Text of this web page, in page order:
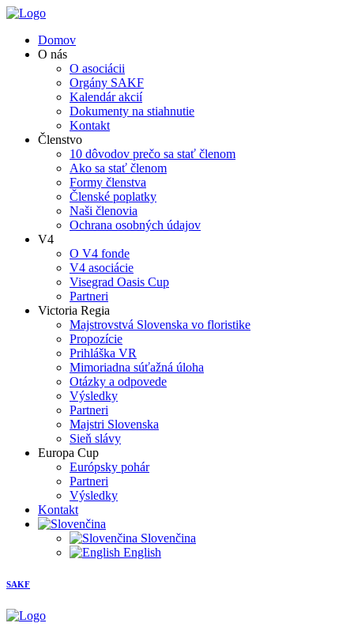
Domov
O nás
O asociácii
Orgány SAKF
Kalendár akcií
Dokumenty na stiahnutie
Kontakt
Členstvo
10 dôvodov prečo sa stať členom
Ako sa stať členom
Formy členstva
Členské poplatky
Naši členovia
Ochrana osobných údajov
V4
O V4 fonde
V4 asociácie
Visegrad Oasis Cup
Partneri
Victoria Regia
Majstrovstvá Slovenska vo floristike
Propozície
Prihláška VR
Mimoriadna súťažná úloha
Otázky a odpovede
Výsledky
Partneri
Majstri Slovenska
Sieň slávy
Europa Cup
Európsky pohár
Partneri
Výsledky
Kontakt
Slovenčina
English
SAKF